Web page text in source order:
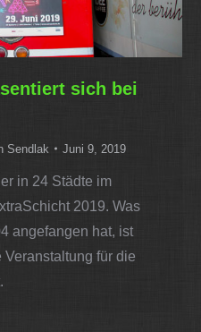
sich bei
Sendlak Juni 9, 2019
in 24 Städte im
2019. Was
angefangen hat, ist
für die